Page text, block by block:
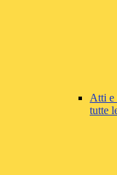
Atti e
tutte